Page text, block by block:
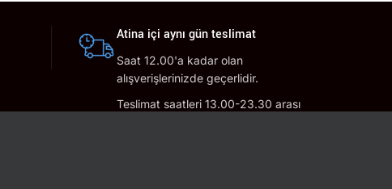
Atina içi aynı gün teslimat
Saat 12.00'a kadar olan
alışverişlerinizde geçerlidir.
Teslimat saatleri 13.00-23.30 arası